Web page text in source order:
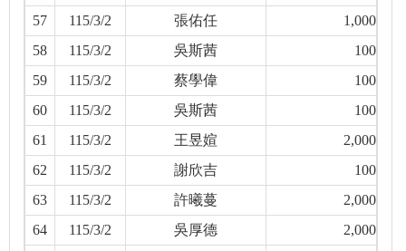
57
115/3/2 張佑任
1,000
58
115/3/2 吳斯茜
100
59
115/3/2 蔡學偉
100
60
115/3/2 吳斯茜
100
61
115/3/2 王昱媗
2,000
62
115/3/2 謝欣吉
100
63
115/3/2 許曦蔓
2,000
64
115/3/2 吳厚德
2,000